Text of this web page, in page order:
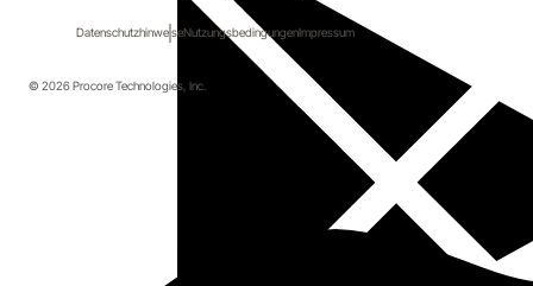
DatenschutzhinweiseNutzungsbedingungenImpressum
© 2026 Procore Technologies, Inc.